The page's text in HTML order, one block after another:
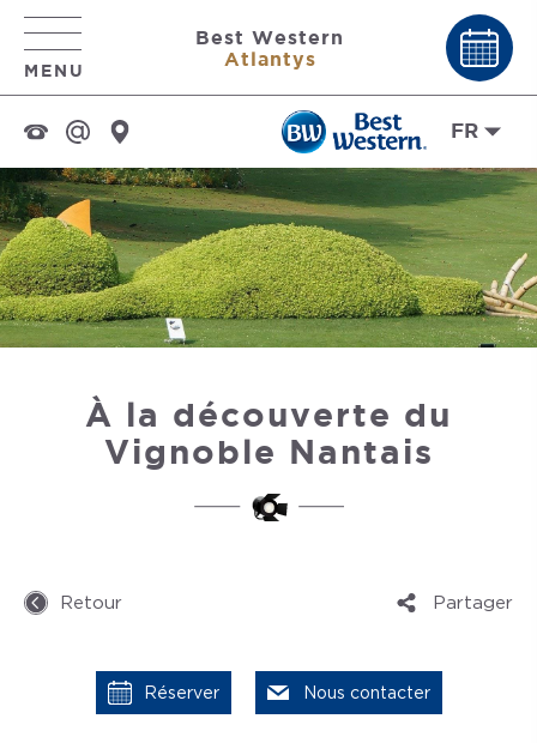
MENU
Best Western
Atlantys
FR
À la découverte du
Vignoble Nantais
Retour Partager
Réserver Nous contacter